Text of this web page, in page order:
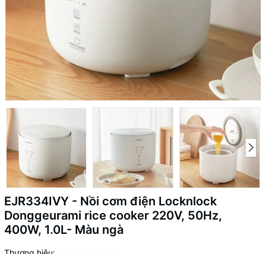
EJR334IVY - Nồi cơm điện Locknlock
Donggeurami rice cooker 220V, 50Hz,
400W, 1.0L- Màu ngà